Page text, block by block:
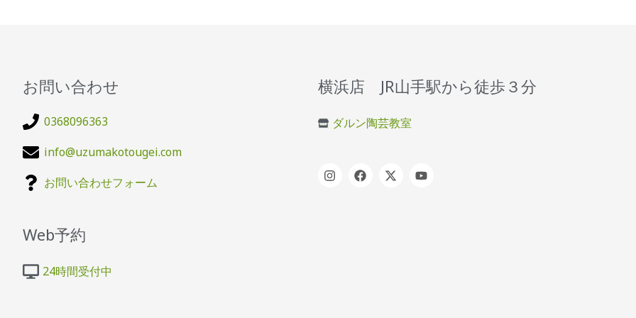
お問い合わせ
0368096363
info@uzumakotougei.com
お問い合わせフォーム
Web予約
24時間受付中
横浜店 JR山手駅から徒歩３分
ダルン陶芸教室